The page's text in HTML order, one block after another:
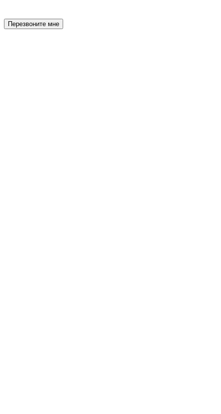
Перезвоните мне